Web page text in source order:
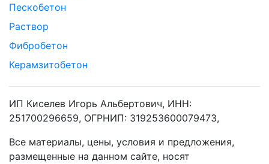
Пескобетон
Раствор
Фибробетон
Керамзитобетон
ИП Киселев Игорь Альбертович, ИНН:
251700296659, ОГРНИП: 319253600079473,
Все материалы, цены, условия и предложения,
размещенные на данном сайте, носят